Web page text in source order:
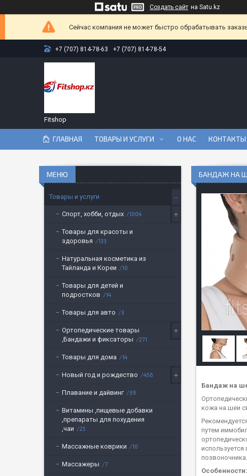
Создать сайт на Satu.kz
Сейчас компания не может быстро обрабатывать
+7 (707) 814-78-63 +7 (707) 814-78-54
Fitshop
ГЛАВНАЯ ТОВАРЫ И УСЛУГИ О НАС КОНТАКТЫ
БАНДАЖ НА
Бандаж на
кожа на шеи
путем
используется
позвоночника.
Особенности:
Товары и услуги
Спорт, хобби, отдых 1004
Товары для красоты и
здоровья
133
Натуральная косметика из
Тайланда и Кореи
10
Товары для детей и
подростков
14
Товары для авто 3
Ортопедические товары
,Бандажи и фиксаторы
271
Товары для дома 14
Новый год и рождество 456
Плавание и дайвинг 39
Витамины ,пищевые добавки
,препараты для похудения
,чаи
25
Массажные коврики 10
Массажеры 7